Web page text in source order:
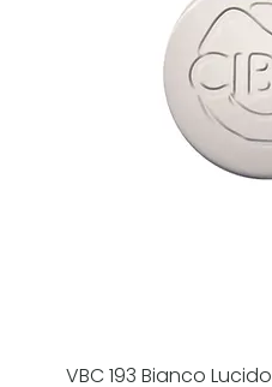
VBC 193 Bianco Lucido